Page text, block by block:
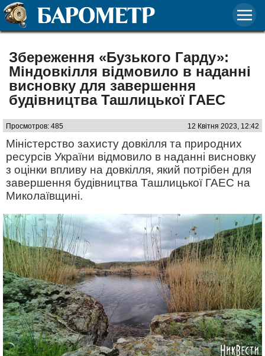
Збереження «Бузького Гарду»:
Міндовкілля відмовило в наданні
висновку для завершення
будівництва Ташлицької ГАЕС
Просмотров: 485 12 Квітня 2023, 12:42
Міністерство захисту довкілля та природних
ресурсів України відмовило в наданні висновку
з оцінки впливу на довкілля, який потрібен для
завершення будівництва Ташлицької ГАЕС на
Миколаївщині.